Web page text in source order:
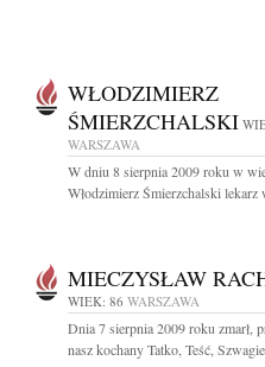
WŁODZIMIERZ
ŚMIERZCHALSKI
WARSZAWA
W dniu 8 sierpnia 2009 roku w
Włodzimierz Śmierzchalski lekarz
MIECZYSŁAW
WIEK: 86 WARSZAWA
Dnia 7 sierpnia 2009 roku zmarł,
nasz kochany Tatko, Teść,